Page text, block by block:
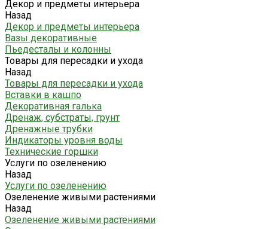
Декор и предметы интерьера
Назад
Декор и предметы интерьера
Вазы декоративные
Пьедесталы и колонны
Товары для пересадки и ухода
Назад
Товары для пересадки и ухода
Вставки в кашпо
Декоративная галька
Дренаж, субстраты, грунт
Дренажные трубки
Индикаторы уровня воды
Технические горшки
Услуги по озеленению
Назад
Услуги по озеленению
Озеленение живыми растениями
Назад
Озеленение живыми растениями